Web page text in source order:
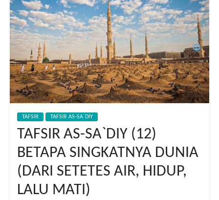
TAFSIR TAFSIR AS-SA`DIY
TAFSIR AS-SA`DIY (12)
BETAPA SINGKATNYA DUNIA
(DARI SETETES AIR, HIDUP,
LALU MATI)